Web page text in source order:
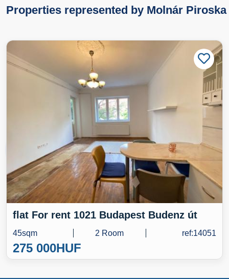
Properties represented by Molnár Piroska
flat For rent 1021 Budapest Budenz út
45sqm 2 Room ref:14051
275 000HUF